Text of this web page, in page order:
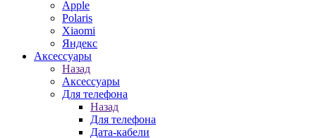
Apple
Polaris
Xiaomi
Яндекс
Аксессуары
Назад
Аксессуары
Для телефона
Назад
Для телефона
Дата-кабели